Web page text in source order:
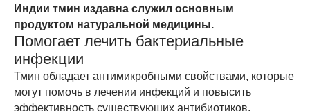
Индии тмин издавна служил основным
продуктом натуральной медицины.
Помогает лечить бактериальные
инфекции
Тмин обладает антимикробными свойствами, которые
могут помочь в лечении инфекций и повысить
эффективность существующих антибиотиков.